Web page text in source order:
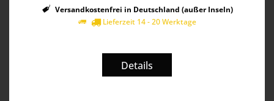
Versandkostenfrei in Deutschland (außer Inseln)
Lieferzeit 14 - 20 Werktage
Details